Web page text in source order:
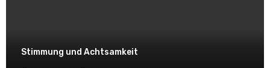
Stimmung und Achtsamkeit